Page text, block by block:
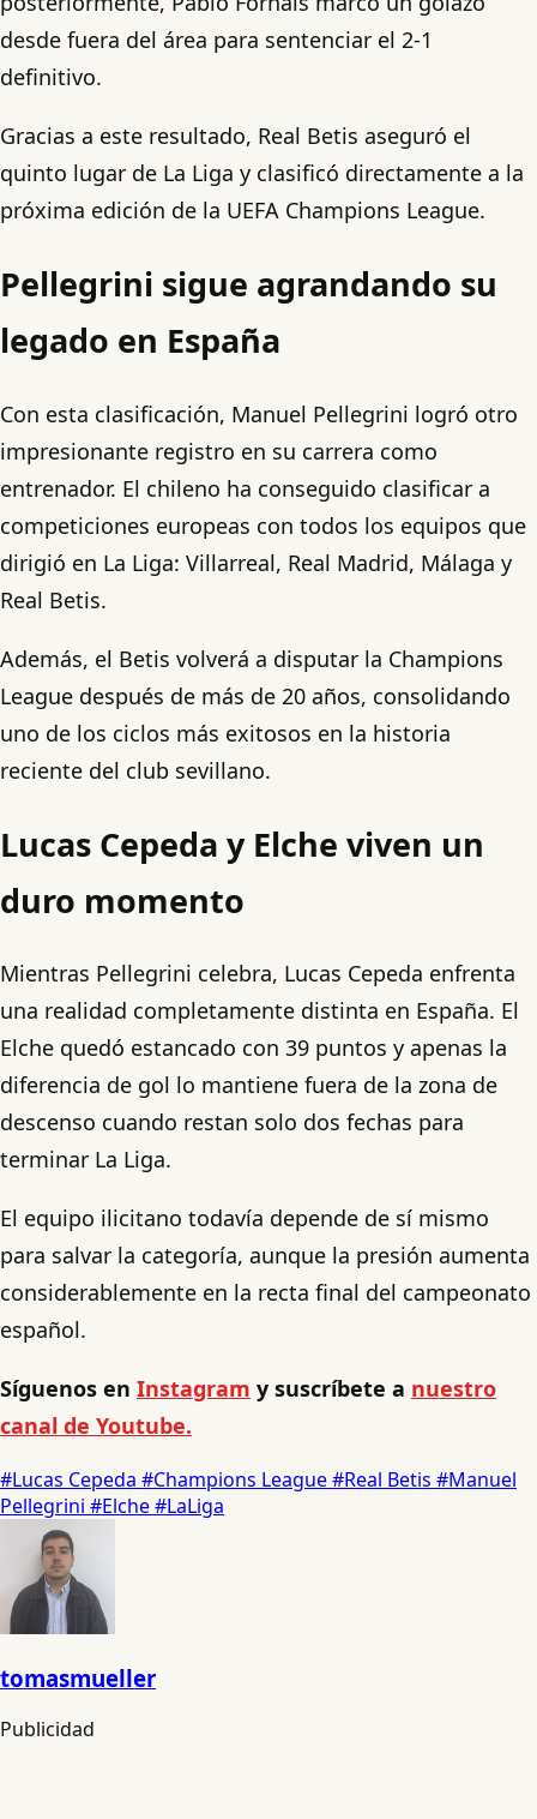
desde fuera del área para sentenciar el 2-1
definitivo.
Gracias a este resultado, Real Betis aseguró el
quinto lugar de La Liga y clasificó directamente a la
próxima edición de la UEFA Champions League.
Pellegrini sigue agrandando su
legado en España
Con esta clasificación, Manuel Pellegrini logró otro
impresionante registro en su carrera como
entrenador. El chileno ha conseguido clasificar a
competiciones europeas con todos los equipos que
dirigió en La Liga: Villarreal, Real Madrid, Málaga y
Real Betis.
Además, el Betis volverá a disputar la Champions
League después de más de 20 años, consolidando
uno de los ciclos más exitosos en la historia
reciente del club sevillano.
Lucas Cepeda y Elche viven un
duro momento
Mientras Pellegrini celebra, Lucas Cepeda enfrenta
una realidad completamente distinta en España. El
Elche quedó estancado con 39 puntos y apenas la
diferencia de gol lo mantiene fuera de la zona de
descenso cuando restan solo dos fechas para
terminar La Liga.
El equipo ilicitano todavía depende de sí mismo
para salvar la categoría, aunque la presión aumenta
considerablemente en la recta final del campeonato
español.
Síguenos en Instagram y suscríbete a nuestro
canal de Youtube.
#Lucas Cepeda #Champions League#Real Betis #Manuel
Pellegrini #Elche#LaLiga
tomasmueller
Publicidad